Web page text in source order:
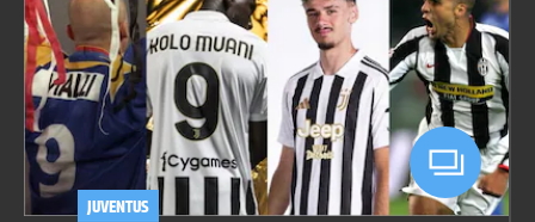
JUVENTUS